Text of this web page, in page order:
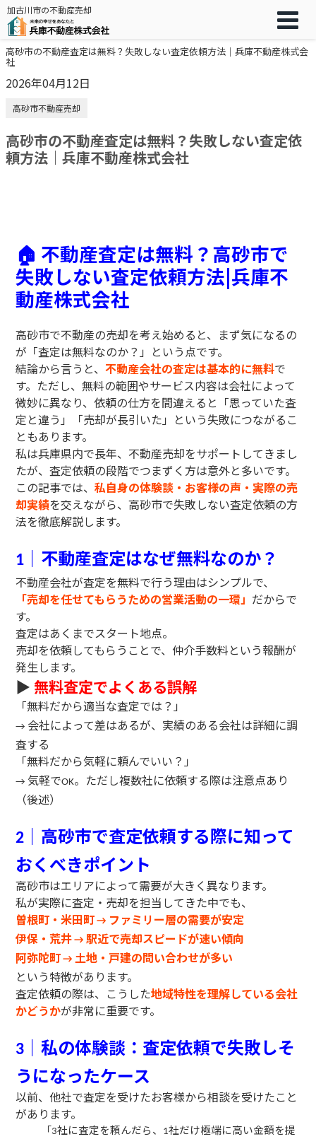
加古川市の不動産売却
高砂市の不動産査定は無料？失敗しない査定依頼方法｜兵庫不動産株式会
社
2026年04月12日
高砂市不動産売却
高砂市の不動産査定は無料？失敗しない査定依
頼方法｜兵庫不動産株式会社
🏠 不動産査定は無料？高砂市で
失敗しない査定依頼方法|兵庫不
動産株式会社
高砂市で不動産の売却を考え始めると、まず気になるの
が「査定は無料なのか？」という点です。
結論から言うと、不動産会社の査定は基本的に無料で
す。ただし、無料の範囲やサービス内容は会社によって
微妙に異なり、依頼の仕方を間違えると「思っていた査
定と違う」「売却が長引いた」という失敗につながるこ
ともあります。
私は兵庫県内で長年、不動産売却をサポートしてきまし
たが、査定依頼の段階でつまずく方は意外と多いです。
この記事では、私自身の体験談・お客様の声・実際の売
却実績を交えながら、高砂市で失敗しない査定依頼の方
法を徹底解説します。
1 ｜不動産査定はなぜ無料なのか？
不動産会社が査定を無料で行う理由はシンプルで、
「売却を任せてもらうための営業活動の一環」 だからで
す。
査定はあくまでスタート地点。
売却を依頼してもらうことで、仲介手数料という報酬が
発生します。
▶ 無料査定でよくある誤解
「無料だから適当な査定では？」
→ 会社によって差はあるが、実績のある会社は詳細に調
査する
「無料だから気軽に頼んでいい？」
→気軽でOK。ただし複数社に依頼する際は注意点あり
（後述）
2 ｜高砂市で査定依頼する際に知って
おくべきポイント
高砂市はエリアによって需要が大きく異なります。
私が実際に査定・売却を担当してきた中でも、
曽根町・米田町 → ファミリー層の需要が安定
伊保・荒井 →駅近で売却スピードが速い傾向
阿弥陀町 →土地・戸建の問い合わせが多い
という特徴があります。
査定依頼の際は、こうした地域特性を理解している会社
かどうかが非常に重要です。
3 ｜私の体験談：査定依頼で失敗しそ
うになったケース
以前、他社で査定を受けたお客様から相談を受けたこと
があります。
「3社に査定を頼んだら、 1社だけ極端に高い金額を提